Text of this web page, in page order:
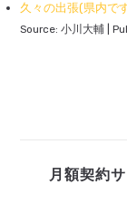
久々の出張(県内で
Source: 小川大輔
月額契約